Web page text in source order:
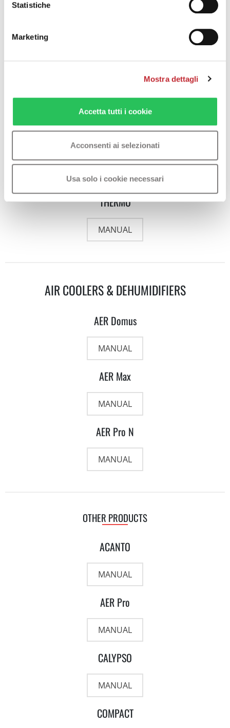
Statistiche
Marketing
Mostra dettagli
Accetta tutti i cookie
Acconsenti ai selezionati
Usa solo i cookie necessari
MANUAL
THERMO
MANUAL
AIR COOLERS & DEHUMIDIFIERS
AER Domus
MANUAL
AER Max
MANUAL
AER Pro N
MANUAL
OTHER PRODUCTS
ACANTO
MANUAL
AER Pro
MANUAL
CALYPSO
MANUAL
COMPACT